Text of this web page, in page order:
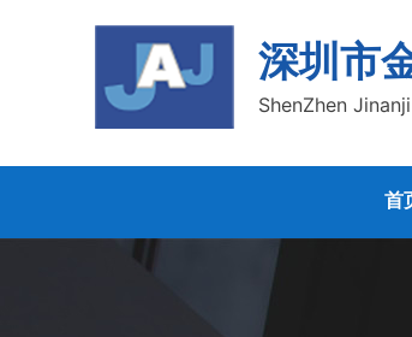
深圳市
ShenZhen
首